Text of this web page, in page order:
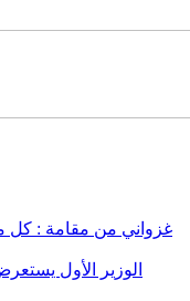
غزواني من مقامة : كل
الوزير الأول